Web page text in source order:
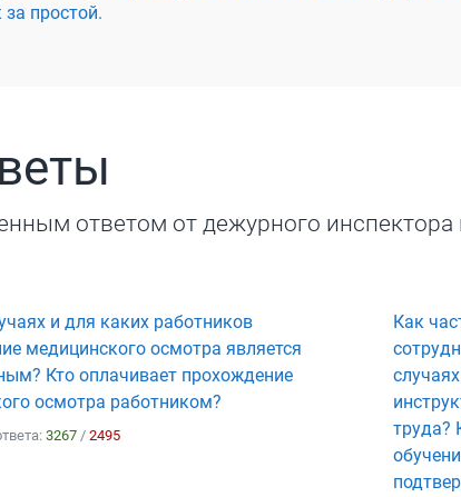
простой.
ответом от дежурного инспектора
и для каких работников
медицинского осмотра является
Кто оплачивает прохождение
осмотра работником?
3267 / 2495
Как
труда?